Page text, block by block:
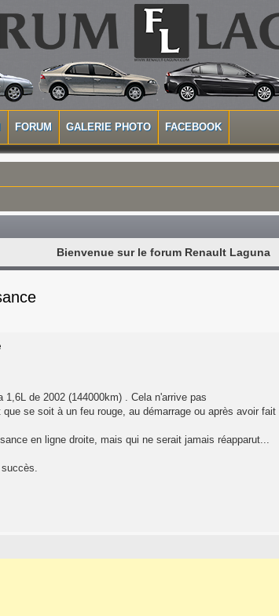
FORUM GALERIE PHOTO FACEBOOK
Bienvenue sur le forum Renault Laguna
de 2002 (144000km) . Cela n'arrive pas
se soit à un feu rouge, au démarrage ou après avoir fait
en ligne droite, mais qui ne serait jamais réapparut...